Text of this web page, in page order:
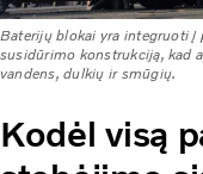
Baterijų blokai yra integruoti
susidūrimo konstrukciją, kad
vandens, dulkių ir smūgių.
Kodėl visą